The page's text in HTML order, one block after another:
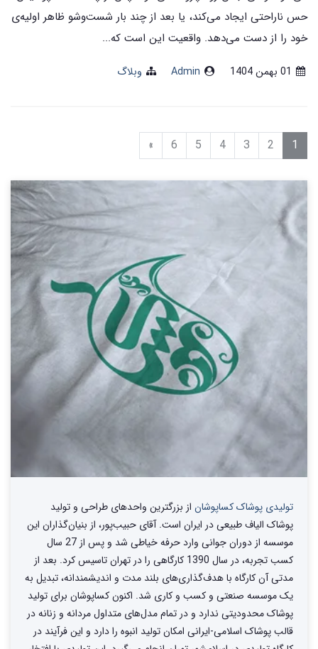
حس ناراحتی ایجاد می‌کند، یا بعد از چند بار شست‌وشو ظاهر اولیه‌ی
خود را از دست می‌دهد. واقعیت این است که...
Admin وبلاگ
1
2
3
4
5
6
»
تولیدی پوشاک کساپوشان از بزرگترین واحد‌های طراحی و تولید‌
پوشاک الیاف طبیعی در ایران است. آقای حبیب‌پور، از بنیان‌گذاران این
موسسه از دوران جوانی وارد حرفه خیاطی شد و پس از 27 سال
کسب تجربه، در سال 1390 کارگاهی را در تهران تاسیس کرد. بعد از
مدتی آن کارگاه با هدف‌گذاری‌های بلند مدت و اندیشمندانه، تبدیل به
یک موسسه صنعتی و کسب و کاری شد. اکنون کساپوشان برای تولید
پوشاک محدودیتی ندارد و در تمام مدل‌های متداول مردانه و زنانه در
قالب پوشاک اسلامی-ایرانی امکان تولید انبوه را دارد و این فرآیند در